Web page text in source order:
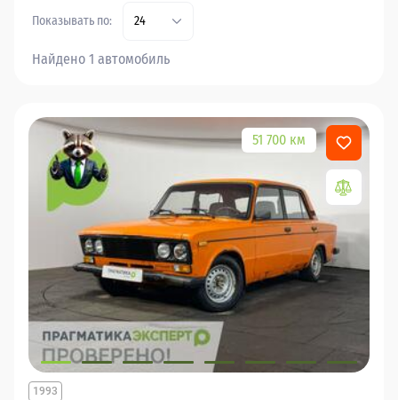
Показывать по: 24
Найдено 1 автомобиль
51 700 км
1993